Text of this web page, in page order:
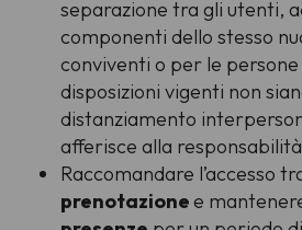
separazione tra gli utenti,
componenti dello stesso
conviventi o per le persone
disposizioni vigenti non
distanziamento
afferisce alla
Raccomandare l’accesso
prenotazionee